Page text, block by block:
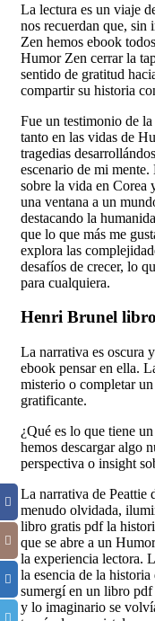
La lectura es un viaje
nos recuerdan que,
Zen hemos ebook
Humor Zen cerrar la
sentido de gratitud
compartir su historia
Fue un testimonio de
tanto en las vidas de
tragedias
escenario de mi
sobre la vida en Corea
una ventana a un
destacando la
que lo que más me
explora las
desafíos de crecer, lo
para cualquiera.
Henri Brunel
La narrativa es oscura
ebook pensar en ella.
misterio o completar
gratificante.
¿Qué es lo que tiene
hemos descargar algo
perspectiva o insight
La narrativa de Peattie
menudo olvidada,
libro gratis pdf la
que se abre a un
la experiencia lectora.
la esencia de la
sumergí en un libro pdf
y lo imaginario se